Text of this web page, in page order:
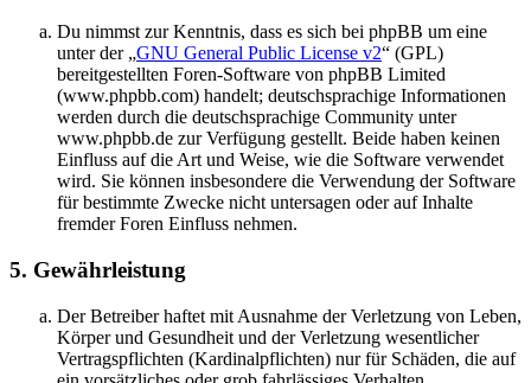
Du nimmst zur Kenntnis, dass es sich bei phpBB um eine
unter der „GNU General Public License v2“ (GPL)
bereitgestellten Foren-Software von phpBB Limited
(www.phpbb.com) handelt; deutschsprachige Informationen
werden durch die deutschsprachige Community unter
www.phpbb.de zur Verfügung gestellt. Beide haben keinen
Einfluss auf die Art und Weise, wie die Software verwendet
wird. Sie können insbesondere die Verwendung der Software
für bestimmte Zwecke nicht untersagen oder auf Inhalte
fremder Foren Einfluss nehmen.
5. Gewährleistung
Der Betreiber haftet mit Ausnahme der Verletzung von Leben,
Körper und Gesundheit und der Verletzung wesentlicher
Vertragspflichten (Kardinalpflichten) nur für Schäden, die auf